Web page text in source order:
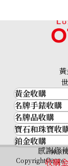
Sphene
參考回收價
HKD 4,381.20
感謝您
收購
黃金收購
黃金･金條
金條
金幣及銀幣
過去十年黃金
金飾
名牌手錶收購
名牌手錶收購
勞力士
Patek
Audemars
名牌品收購
名牌品收購
HERMES
LOUIS
寶石和珠寶收
寶石和珠寶
鉑金收購
神奈
Copyright©2026